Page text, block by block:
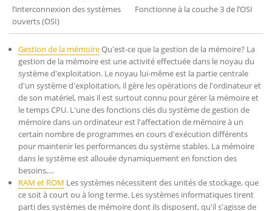
l’interconnexion des systèmes
ouverts (OSI)
Fonctionne à la couche 3 de l’OSI
Gestion de la mémoireQu'est-ce que la gestion de la mémoire? La
gestion de la mémoire est une activité effectuée dans le noyau du
système d'exploitation. Le noyau lui-même est la partie centrale
d'un système d'exploitation, il gère les opérations de l'ordinateur et
de son matériel, mais il est surtout connu pour gérer la mémoire et
le temps CPU. L'une des fonctions clés du système de gestion de
mémoire dans un ordinateur est l'affectation de mémoire à un
certain nombre de programmes en cours d'exécution différents
pour maintenir les performances du système stables. La mémoire
dans le système est allouée dynamiquement en fonction des
besoins,…
RAM et ROM Les systèmes nécessitent des unités de stockage, que
ce soit à court ou à long terme. Les systèmes informatiques tirent
parti des systèmes de mémoire dont ils disposent, qu'il s'agisse de